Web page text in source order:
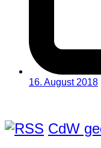
16. August 2018
CdW